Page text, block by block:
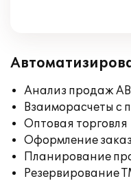
Анализ продаж
Взаиморасчеты с
Оптовая торговля
Оформление
Планирование
Резервирование